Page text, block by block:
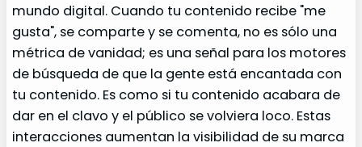
mundo digital. Cuando tu contenido recibe "me
gusta", se comparte y se comenta, no es sólo una
métrica de vanidad; es una señal para los motores
de búsqueda de que la gente está encantada con
tu contenido. Es como si tu contenido acabara de
dar en el clavo y el público se volviera loco. Estas
interacciones aumentan la visibilidad de su marca